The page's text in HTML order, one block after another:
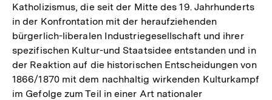
Auflösung
der
Fußnote
Katholizismus, die seit der Mitte des 19. Jahrhunderts
in der Konfrontation mit der heraufziehenden
bürgerlich-liberalen Industriegesellschaft und ihrer
spezifischen Kultur-und Staatsidee entstanden und in
der Reaktion auf die historischen Entscheidungen von
1866/1870 mit dem nachhaltig wirkenden Kulturkampf
im Gefolge zum Teil in einer Art nationaler